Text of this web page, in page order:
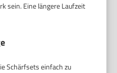
sein. Eine längere Laufzeit
Schärfsets einfach zu